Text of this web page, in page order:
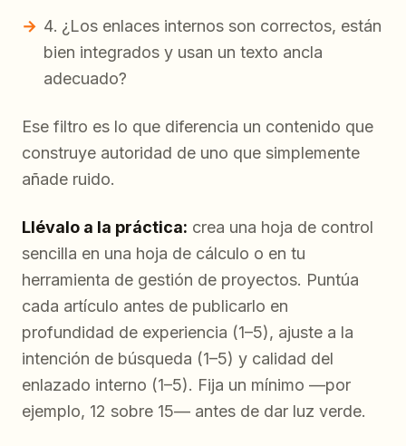
¿Los enlaces internos son correctos, están
bien integrados y usan un texto ancla
adecuado?
Ese filtro es lo que diferencia un contenido que
construye autoridad de uno que simplemente
añade ruido.
Llévalo a la práctica: crea una hoja de control
sencilla en una hoja de cálculo o en tu
herramienta de gestión de proyectos. Puntúa
cada artículo antes de publicarlo en
profundidad de experiencia (1–5), ajuste a la
intención de búsqueda (1–5) y calidad del
enlazado interno (1–5). Fija un mínimo —por
ejemplo, 12 sobre 15— antes de dar luz verde.